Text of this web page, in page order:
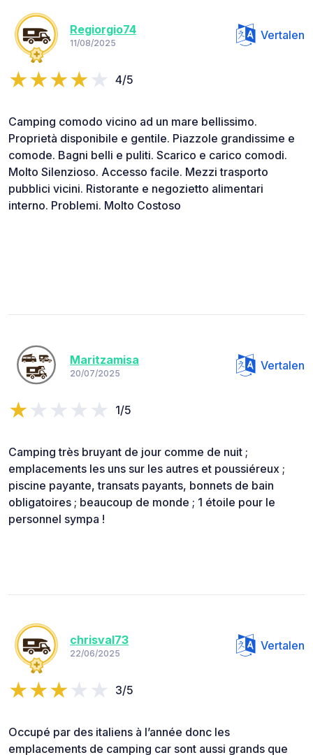
Regiorgio74
11/08/2025
Vertalen
4/5
Camping comodo vicino ad un mare bellissimo.
Proprietà disponibile e gentile. Piazzole grandissime e
comode. Bagni belli e puliti. Scarico e carico comodi.
Molto Silenzioso. Accesso facile. Mezzi trasporto
pubblici vicini. Ristorante e negozietto alimentari
interno. Problemi. Molto Costoso
Maritzamisa
20/07/2025
Vertalen
1/5
Camping très bruyant de jour comme de nuit ;
emplacements les uns sur les autres et poussiéreux ;
piscine payante, transats payants, bonnets de bain
obligatoires ; beaucoup de monde ; 1 étoile pour le
personnel sympa !
chrisval73
22/06/2025
Vertalen
3/5
Occupé par des italiens à l’année donc les
emplacements de camping car sont aussi grands que